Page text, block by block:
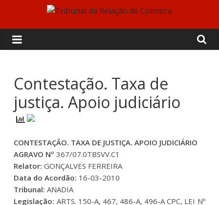
content
Tribunal
da
Relação
de
Coimbra
Contestação. Taxa de
justiça. Apoio judiciário
CONTESTAÇÃO. TAXA DE JUSTIÇA. APOIO JUDICIÁRIO
AGRAVO Nº367/07.0TBSVV.C1
Relator:GONÇALVES FERREIRA
Data do Acordão: 16-03-2010
Tribunal:ANADIA
Legislação: ARTS. 150-A, 467, 486-A, 496-A CPC, LEI Nº